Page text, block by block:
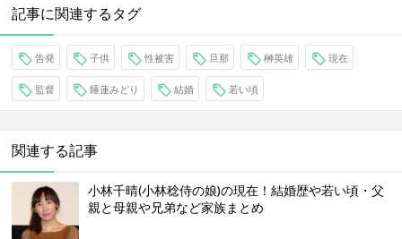
記事に関連するタグ
告発 子供 性被害 旦那 榊英雄 現在
監督 睡蓮みどり 結婚 若い頃
関連する記事
小林千晴(小林稔侍の娘)の現在！結婚歴や若い頃・父
親と母親や兄弟など家族まとめ